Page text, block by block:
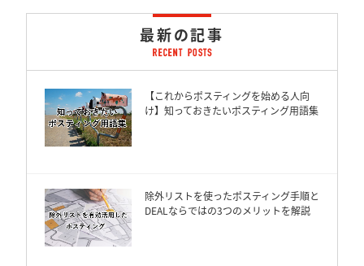
最新の記事
【これからポスティングを始める人向
け】知っておきたいポスティング用語集
除外リストを使ったポスティング手順と
DEALならではの3つのメリットを解説